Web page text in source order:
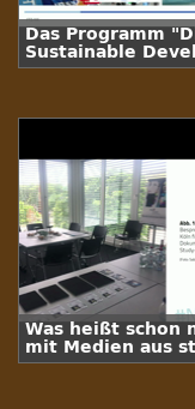
Das Programm
Sustainable
Was heißt schon
mit Medien aus